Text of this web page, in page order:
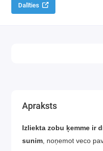
Dalīties
Apraksts
Izliekta zobu ķemme ir
sunim , noņemot veco